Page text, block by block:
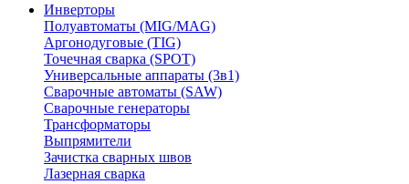
Инверторы
Полуавтоматы (MIG/MAG)
Аргонодуговые (TIG)
Точечная сварка (SPOT)
Универсальные аппараты (3в1)
Сварочные автоматы (SAW)
Сварочные генераторы
Трансформаторы
Выпрямители
Зачистка сварных швов
Лазерная сварка